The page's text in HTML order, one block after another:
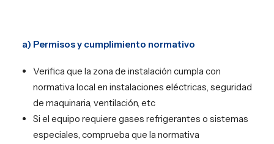
a) Permisos y cumplimiento normativo
Verifica que la zona de instalación cumpla con
normativa local en instalaciones eléctricas, seguridad
de maquinaria, ventilación, etc
Si el equipo requiere gases refrigerantes o sistemas
especiales, comprueba que la normativa